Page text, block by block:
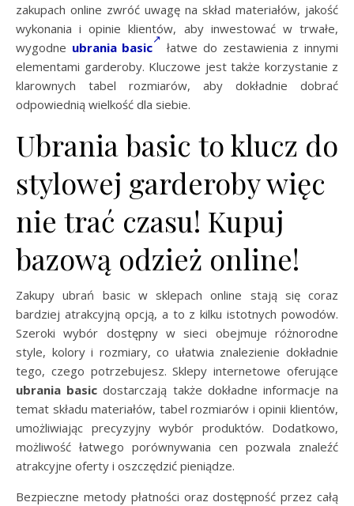
zakupach online zwróć uwagę na skład materiałów, jakość
wykonania i opinie klientów, aby inwestować w trwałe,
wygodne ubrania basic
łatwe do zestawienia z innymi
elementami garderoby. Kluczowe jest także korzystanie z
klarownych tabel rozmiarów, aby dokładnie dobrać
odpowiednią wielkość dla siebie.
Ubrania basic to klucz do
stylowej garderoby więc
nie trać czasu! Kupuj
bazową odzież online!
Zakupy ubrań basic w sklepach online stają się coraz
bardziej atrakcyjną opcją, a to z kilku istotnych powodów.
Szeroki wybór dostępny w sieci obejmuje różnorodne
style, kolory i rozmiary, co ułatwia znalezienie dokładnie
tego, czego potrzebujesz. Sklepy internetowe oferujące
ubrania basic dostarczają także dokładne informacje na
temat składu materiałów, tabel rozmiarów i opinii klientów,
umożliwiając precyzyjny wybór produktów. Dodatkowo,
możliwość łatwego porównywania cen pozwala znaleźć
atrakcyjne oferty i oszczędzić pieniądze.
Bezpieczne metody płatności oraz dostępność przez całą